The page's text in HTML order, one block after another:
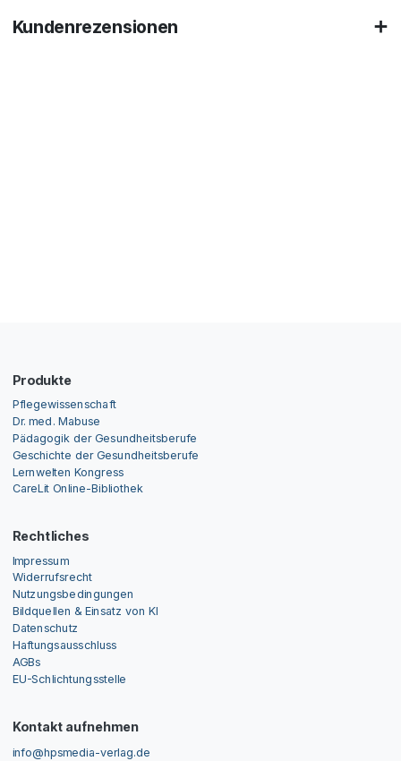
Kundenrezensionen
Produkte
Pflegewissenschaft
Dr. med. Mabuse
Pädagogik der Gesundheitsberufe
Geschichte der Gesundheitsberufe
Lernwelten Kongress
CareLit Online-Bibliothek
Rechtliches
Impressum
Widerrufsrecht
Nutzungsbedingungen
Bildquellen & Einsatz von KI
Datenschutz
Haftungsausschluss
AGBs
EU-Schlichtungsstelle
Kontakt aufnehmen
info@hpsmedia-verlag.de